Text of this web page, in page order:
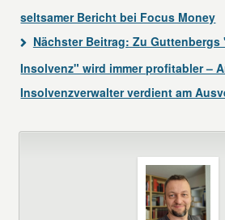
seltsamer Bericht bei Focus Money
Nächster Beitrag: Zu Guttenbergs
Insolvenz" wird immer profitabler –
Insolvenzverwalter verdient am